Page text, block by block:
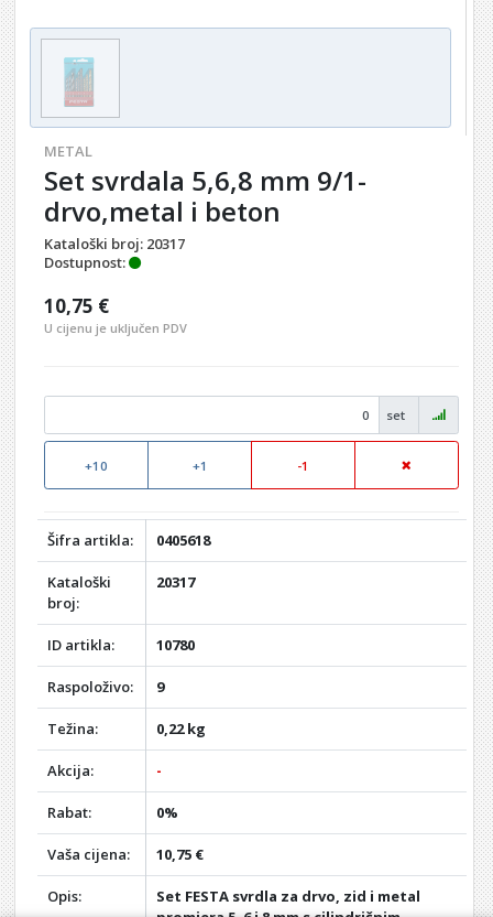
METAL
Set svrdala 5,6,8 mm 9/1-
drvo,metal i beton
Kataloški broj: 20317
Dostupnost:
10,75 €
U cijenu je uključen PDV
set
+10 +1 -1
Šifra artikla: 0405618
Kataloški
broj:
20317
ID artikla: 10780
Raspoloživo: 9
Težina: 0,22 kg
Akcija: -
Rabat: 0%
Vaša cijena: 10,75 €
Opis:
Set FESTA svrdla za drvo, zid i metal